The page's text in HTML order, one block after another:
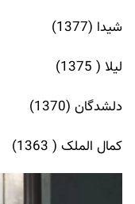
شیدا (1377)
لیلا ( 1375)
دلشدگان (1370)
کمال الملک ( 1363)